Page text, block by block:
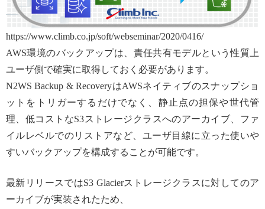
https://www.climb.co.jp/soft/webseminar/2020/0416/
AWS環境のバックアップは、責任共有モデルという性質上
ユーザ側で確実に取得しておく必要があります。
N2WS Backup & RecoveryはAWSネイティブのスナップショ
ットをトリガーするだけでなく、静止点の担保や世代管
理、低コストなS3ストレージクラスへのアーカイブ、ファ
イルレベルでのリストアなど、ユーザ目線に立った使いや
すいバックアップを構成することが可能です。
最新リリースではS3 Glacierストレージクラスに対してのア
ーカイブが実装されたため、